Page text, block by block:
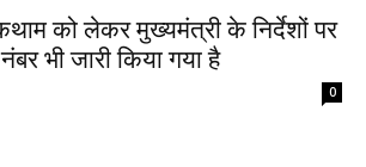
को लेकर मुख्यमंत्री के निर्देशों पर
भी जारी किया गया है
0